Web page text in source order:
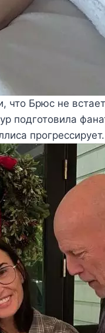
что Брюс не
прогрессирует.